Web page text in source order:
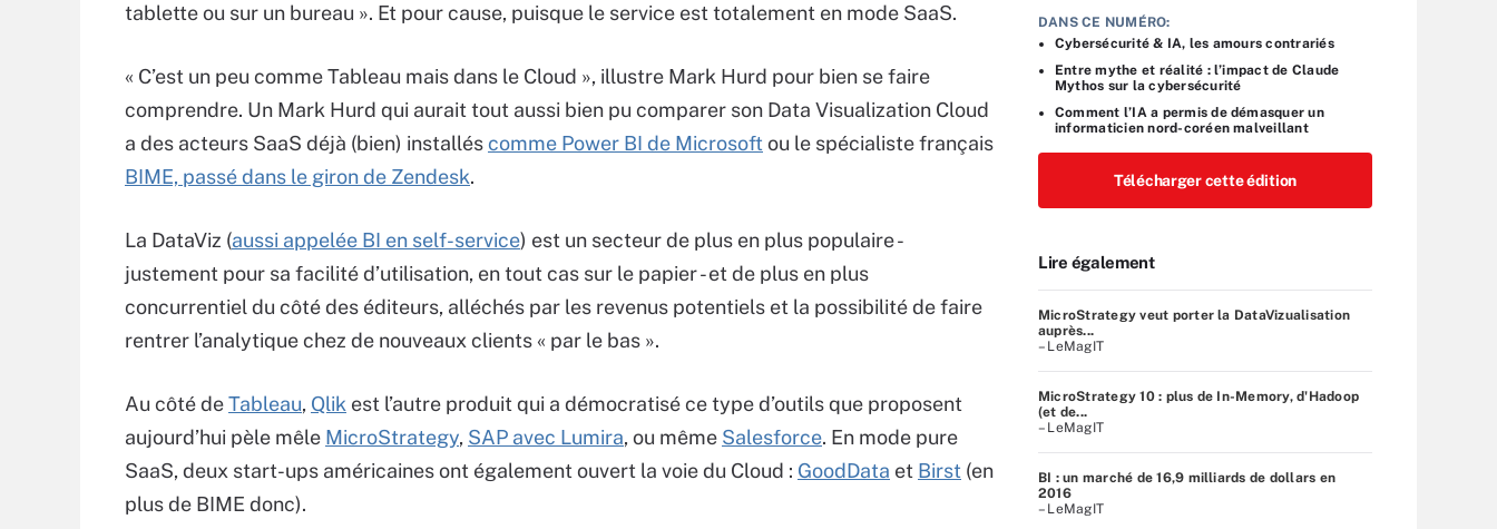
tablette ou sur un bureau ». Et pour cause, puisque le service est totalement en mode SaaS.
« C’est un peu comme Tableau mais dans le Cloud », illustre Mark Hurd pour bien se faire
comprendre. Un Mark Hurd qui aurait tout aussi bien pu comparer son Data Visualization Cloud
a des acteurs SaaS déjà (bien) installéscomme Power BI de Microsoft ou le spécialiste français
BIME, passé dans le giron de Zendesk.
La DataViz (aussi appelée BI en self-service) est un secteur de plus en plus populaire -
justement pour sa facilité d’utilisation, en tout cas sur le papier - et de plus en plus
concurrentiel du côté des éditeurs, alléchés par les revenus potentiels et la possibilité de faire
rentrer l’analytique chez de nouveaux clients « par le bas ».
Au côté deTableau, Qlik est l’autre produit qui a démocratisé ce type d’outils que proposent
aujourd’hui pèle mêle MicroStrategy, SAP avec Lumira, ou même Salesforce. En mode pure
SaaS, deux start-ups américaines ont également ouvert la voie du Cloud : GoodData et Birst (en
plus de BIME donc).
DANS CE NUMÉRO:
Cybersécurité & IA, les amours contrariés
Entre mythe et réalité : l’impact de Claude
Mythos sur la cybersécurité
Comment l’IA a permis de démasquer un
informaticien nord-coréen malveillant
Télécharger cette édition
Lire également
MicroStrategy veut porter la DataVizualisation
auprès...
– LeMagIT
MicroStrategy 10 : plus de In-Memory, d'Hadoop
(et de...
– LeMagIT
BI : un marché de 16,9 milliards de dollars en
2016
– LeMagIT